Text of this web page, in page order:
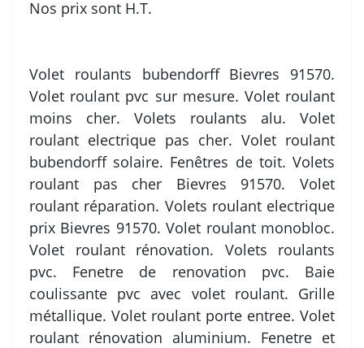
Nos prix sont H.T.
Volet roulants bubendorff Bievres 91570.
Volet roulant pvc sur mesure. Volet roulant
moins cher. Volets roulants alu. Volet
roulant electrique pas cher. Volet roulant
bubendorff solaire. Fenêtres de toit. Volets
roulant pas cher Bievres 91570. Volet
roulant réparation. Volets roulant electrique
prix Bievres 91570. Volet roulant monobloc.
Volet roulant rénovation. Volets roulants
pvc. Fenetre de renovation pvc. Baie
coulissante pvc avec volet roulant. Grille
métallique. Volet roulant porte entree. Volet
roulant rénovation aluminium. Fenetre et